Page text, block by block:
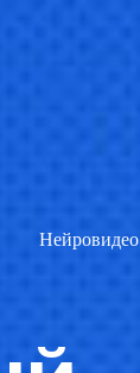
Нейровидео